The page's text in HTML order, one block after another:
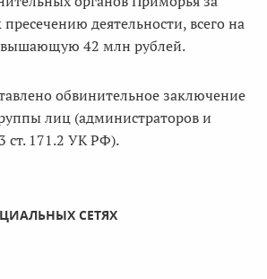
деятельности, всего на
42 млн рублей.
обвинительное заключение
лиц (администраторов и
ст. 171.2 УК РФ).
СЕТЯХ